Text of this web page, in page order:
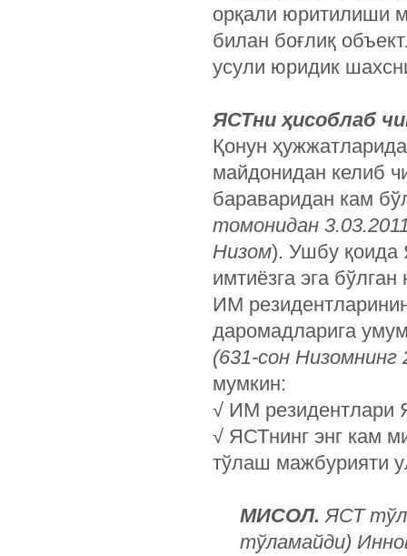
орқали юритилиши
билан боғлиқ
усули юридик
ЯСТни ҳисоблаб
Қонун
майдонидан келиб
бараваридан кам
томонидан
Низом). Ушбу қоида
имтиёзга эга
ИМ
даромадларига
(631-сон Низомнинг
мумкин:
√ ИМ резидентлари
√ ЯСТнинг энг кам
тўлаш мажбурияти
МИСОЛ. ЯСТ
тўламайди)